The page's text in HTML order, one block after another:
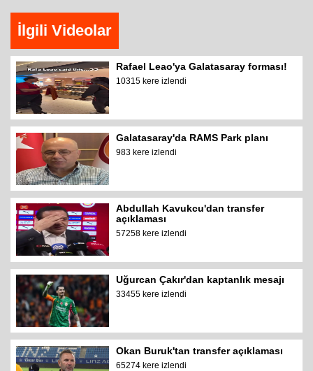
İlgili Videolar
Rafael Leao'ya Galatasaray forması!
10315 kere izlendi
Galatasaray'da RAMS Park planı
983 kere izlendi
Abdullah Kavukcu'dan transfer
açıklaması
57258 kere izlendi
Uğurcan Çakır'dan kaptanlık mesajı
33455 kere izlendi
Okan Buruk'tan transfer açıklaması
65274 kere izlendi